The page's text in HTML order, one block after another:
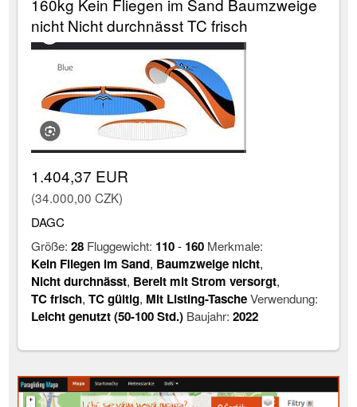
nicht Nicht durchnässt TC frisch
1.404,37 EUR
(34.000,00 CZK)
DAGC
Größe:28 Fluggewicht: 110- 160 Merkmale:
Kein Fliegen im Sand, Baumzweige nicht,
Nicht durchnässt, Bereit mit Strom versorgt,
TC frisch,TC gültig, Mit Listing-TascheVerwendung:
Leicht genutzt (50-100 Std.) Baujahr:2022